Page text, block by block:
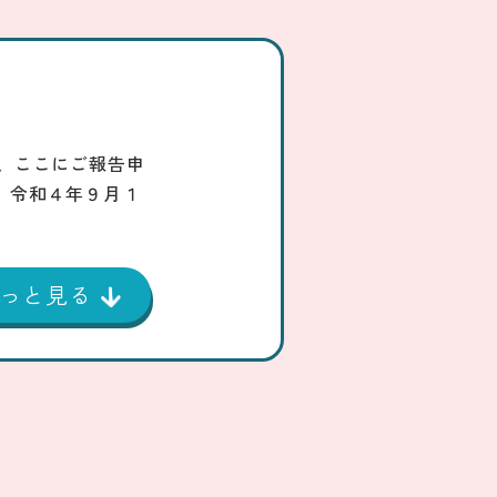
ここにご報告申
和４年９月１